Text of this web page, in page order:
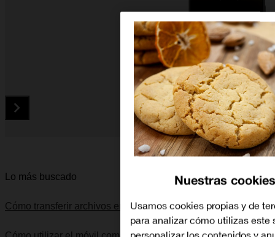
Diapositiva 1 de 5. Samsung Galaxy S22 5G - Black - imagen
Lo más buscado
Cómo transferir archivos entre el ordenador y el móvil
Nuestras cookies
Usamos cookies propias y de
para analizar cómo utilizas este
personalizar los contenidos y